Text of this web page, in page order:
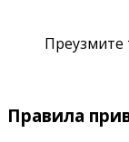
Правила